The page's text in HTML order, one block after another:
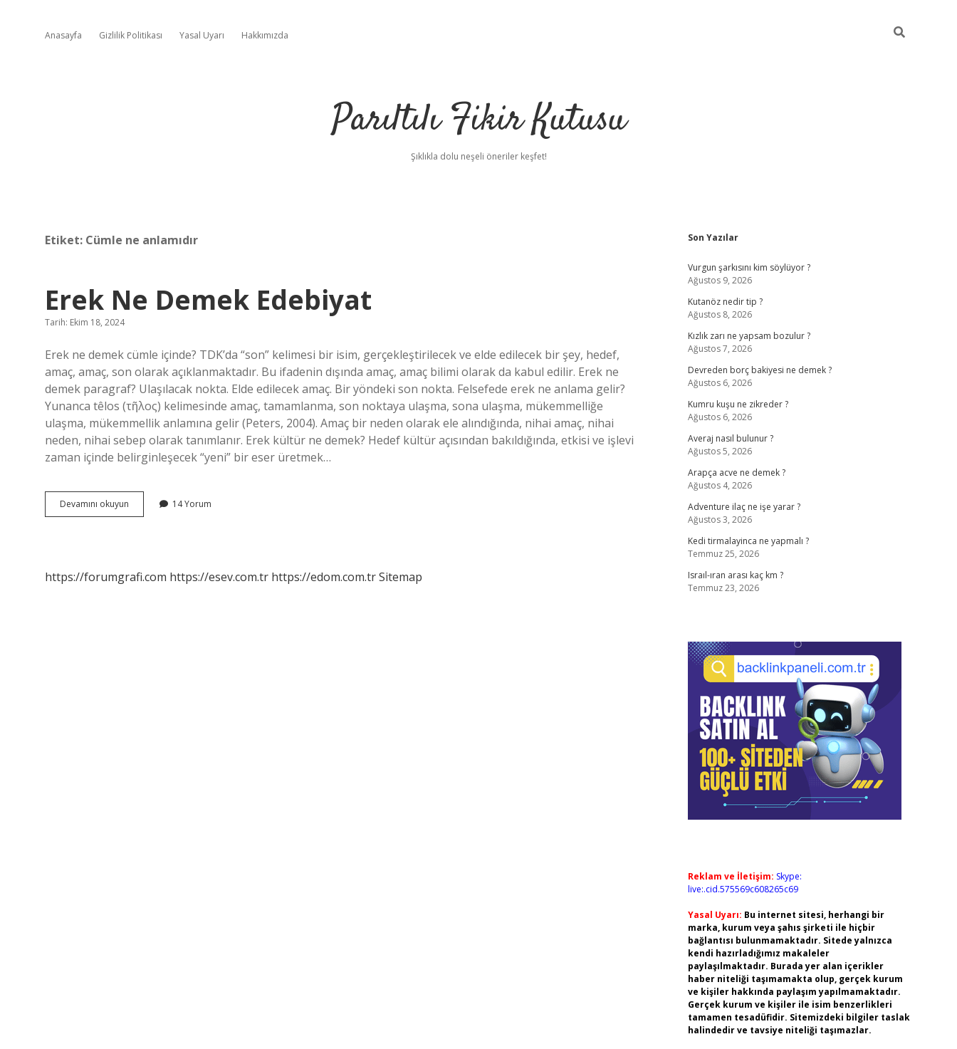
Anasayfa Gizlilik Politikası Yasal Uyarı Hakkımızda
Parıltılı Fikir Kutusu
Şıklıkla dolu neşeli öneriler keşfet!
Etiket: Cümle ne anlamıdır
Erek Ne Demek Edebiyat
Tarih: Ekim 18, 2024
Erek ne demek cümle içinde? TDK’da “son” kelimesi bir isim, gerçekleştirilecek ve elde edilecek bir şey, hedef,
amaç, amaç, son olarak açıklanmaktadır. Bu ifadenin dışında amaç, amaç bilimi olarak da kabul edilir. Erek ne
demek paragraf? Ulaşılacak nokta. Elde edilecek amaç. Bir yöndeki son nokta. Felsefede erek ne anlama gelir?
Yunanca têlos (τῆλος) kelimesinde amaç, tamamlanma, son noktaya ulaşma, sona ulaşma, mükemmelliğe
ulaşma, mükemmellik anlamına gelir (Peters, 2004). Amaç bir neden olarak ele alındığında, nihai amaç, nihai
neden, nihai sebep olarak tanımlanır. Erek kültür ne demek? Hedef kültür açısından bakıldığında, etkisi ve işlevi
zaman içinde belirginleşecek “yeni” bir eser üretmek…
Devamını okuyun
Ne
14 Yorum
https://forumgrafi.com https://esev.com.tr https://edom.com.trSitemap
Sidebar
Son Yazılar
Vurgun şarkısını kim söylüyor ?
Ağustos 9, 2026
Kutanöz nedir tip ?
Ağustos 8, 2026
Kızlık zarı ne yapsam bozulur ?
Ağustos 7, 2026
Devreden borç bakiyesi ne demek ?
Ağustos 6, 2026
Kumru kuşu ne zikreder ?
Ağustos 6, 2026
Averaj nasıl bulunur ?
Ağustos 5, 2026
Arapça acve ne demek ?
Ağustos 4, 2026
Adventure ilaç ne işe yarar ?
Ağustos 3, 2026
Kedi tirmalayinca ne yapmalı ?
Temmuz 25, 2026
Israıl-ıran arası kaç km ?
Temmuz 23, 2026
Reklam ve İletişim: Skype:
live:.cid.575569c608265c69
Yasal Uyarı: Bu internet sitesi, herhangi bir
marka, kurum veya şahıs şirketi ile hiçbir
bağlantısı bulunmamaktadır. Sitede yalnızca
kendi hazırladığımız makaleler
paylaşılmaktadır. Burada yer alan içerikler
haber niteliği taşımamakta olup, gerçek kurum
ve kişiler hakkında paylaşım yapılmamaktadır.
Gerçek kurum ve kişiler ile isim benzerlikleri
tamamen tesadüfidir. Sitemizdeki bilgiler taslak
halindedir ve tavsiye niteliği taşımazlar.